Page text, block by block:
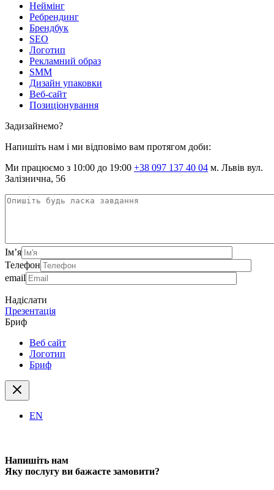
Неймінг
Ребрендинг
Брендбук
SEO
Логотип
Рекламний образ
SMM
Дизайн упаковки
Веб-сайт
Позиціонування
Задизайнемо?
Напишіть нам і ми відповімо вам протягом доби:
Ми працюємо з 10:00 до 19:00 +38 097 137 40 04 м. Львів вул.
Залізнична, 56
Ім’я
Телефон
email
Надіслати
Презентація
Бриф
Веб сайт
Логотип
Бриф
EN
Напишіть нам
Яку послугу ви бажаєте замовити?